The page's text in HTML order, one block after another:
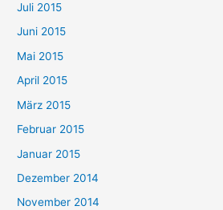
Juli 2015
Juni 2015
Mai 2015
April 2015
März 2015
Februar 2015
Januar 2015
Dezember 2014
November 2014